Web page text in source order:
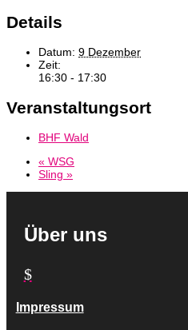
Details
Datum: 9 Dezember
Zeit:
16:30 - 17:30
Veranstaltungsort
BHF Wald
« WSG
Sling »
Über uns
$
Impressum